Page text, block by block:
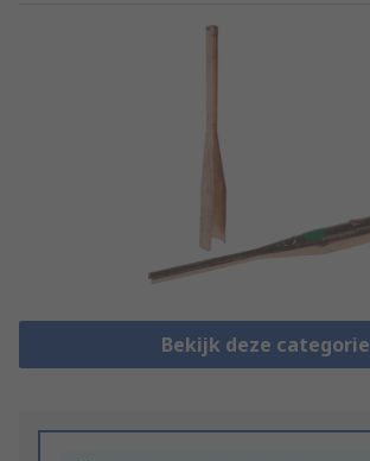
Bekijk deze categorie